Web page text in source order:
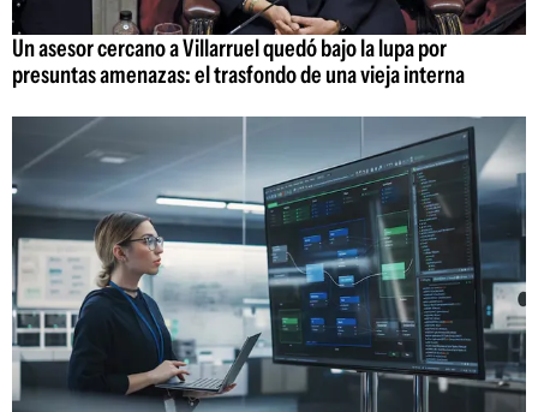
Un asesor cercano a Villarruel quedó bajo la lupa por
presuntas amenazas: el trasfondo de una vieja interna